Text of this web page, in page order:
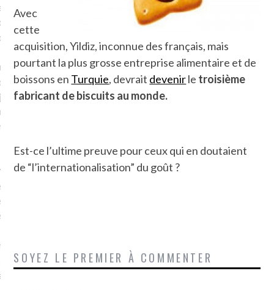
conquis mais en
Je ne suis pas une
je le garde pour ce
je sens, j’entends, je
goûte et ceux que je
! Marcheuse des villes,
des ruines et des
qui Marche: pousseuse
ou pas. Mais
pas d’interdit. Vélo,
bateau…
incite à un autre regard
curiosité. C’est un
Avec
cette
acquisition, Yildiz, inconnue des français, mais
pourtant la plus grosse entreprise alimentaire et de
boissons en Turquie, devrait devenirle troisième
fabricant de biscuits au monde.
Est-ce l’ultime preuve pour ceux qui en doutaient
de “l’internationalisation” du goût ?
SOYEZ LE PREMIER À COMMENTER